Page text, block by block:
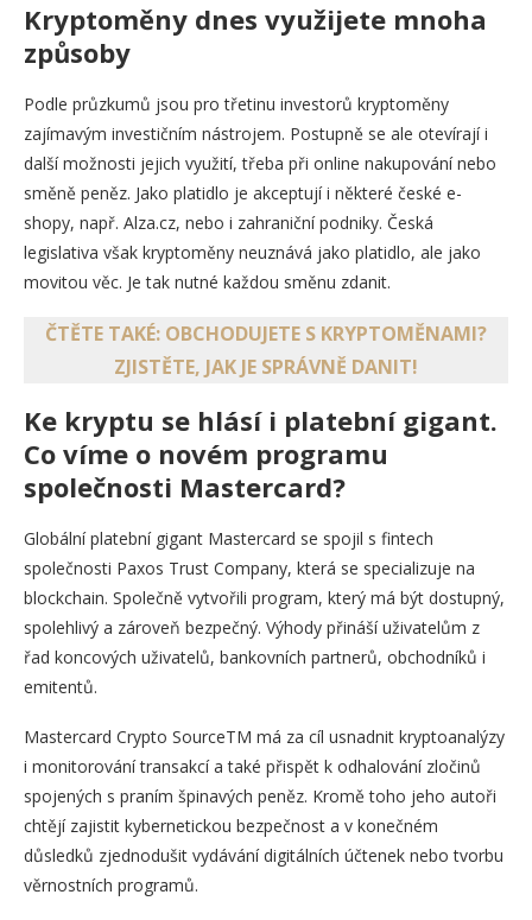
Kryptoměny dnes využijete mnoha
způsoby
Podle průzkumů jsou pro třetinu investorů kryptoměny
zajímavým investičním nástrojem. Postupně se ale otevírají i
další možnosti jejich využití, třeba při online nakupování nebo
směně peněz. Jako platidlo je akceptují i některé české e-
shopy, např. Alza.cz, nebo i zahraniční podniky. Česká
legislativa však kryptoměny neuznává jako platidlo, ale jako
movitou věc. Je tak nutné každou směnu zdanit.
ČTĚTE TAKÉ: OBCHODUJETE S KRYPTOMĚNAMI?
ZJISTĚTE, JAK JE SPRÁVNĚ DANIT!
Ke kryptu se hlásí i platební gigant.
Co víme o novém programu
společnosti Mastercard?
Globální platební gigant Mastercard se spojil s fintech
společnosti Paxos Trust Company, která se specializuje na
blockchain. Společně vytvořili program, který má být dostupný,
spolehlivý a zároveň bezpečný. Výhody přináší uživatelům z
řad koncových uživatelů, bankovních partnerů, obchodníků i
emitentů.
Mastercard Crypto SourceTM má za cíl usnadnit kryptoanalýzy
i monitorování transakcí a také přispět k odhalování zločinů
spojených s praním špinavých peněz. Kromě toho jeho autoři
chtějí zajistit kybernetickou bezpečnost a v konečném
důsledků zjednodušit vydávání digitálních účtenek nebo tvorbu
věrnostních programů.